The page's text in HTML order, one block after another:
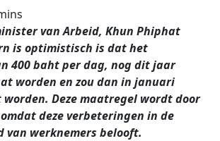
van Arbeid, Khun Phiphat
is optimistisch is dat het
400 baht per dag, nog dit jaar
worden en zou dan in januari
Deze maatregel wordt door
deze verbeteringen in de
van werknemers belooft.